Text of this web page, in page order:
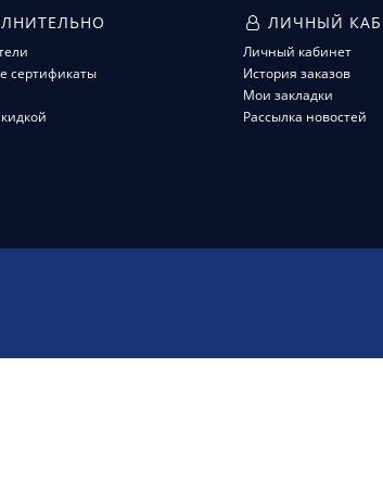
сертификаты
ЛИЧНЫЙ
Личный кабинет
История заказов
Мои закладки
Рассылка новостей